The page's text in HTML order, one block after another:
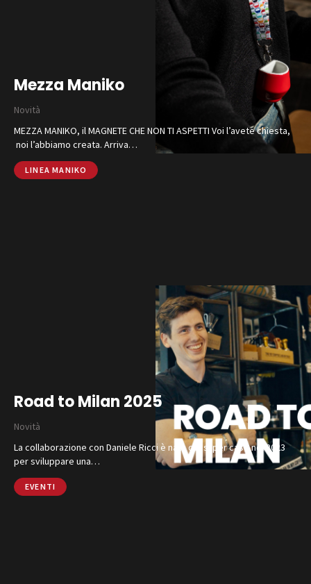
Finiture e Collezioni
Magazine
Social Wall
Azienda
Contatti
SHOP ONLINE
Mezza Maniko
Novità
MEZZA MANIKO, il MAGNETE CHE NON TI ASPETTI Voi l’avete chiesta,
noi l’abbiamo creata. Arriva…
LINEA MANIKO
Road to Milan 2025
Novità
La collaborazione con Daniele Ricci è nata quasi per caso nel 2023
per sviluppare una…
EVENTI